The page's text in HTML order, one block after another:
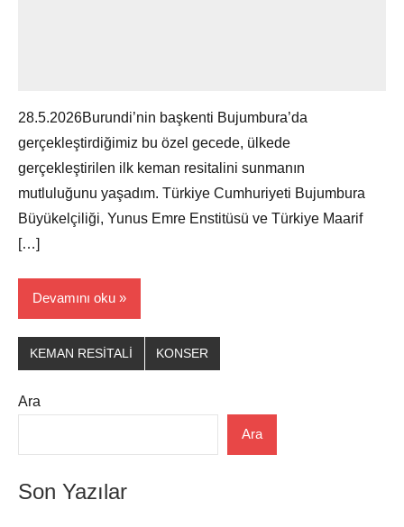
28.5.2026Burundi’nin başkenti Bujumbura’da
gerçekleştirdiğimiz bu özel gecede, ülkede
gerçekleştirilen ilk keman resitalini sunmanın
mutluluğunu yaşadım. Türkiye Cumhuriyeti Bujumbura
Büyükelçiliği, Yunus Emre Enstitüsü ve Türkiye Maarif
[…]
Devamını oku
KEMAN RESİTALİ KONSER
Ara
Ara
Son Yazılar